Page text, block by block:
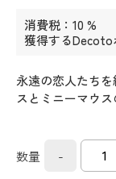
消費税：10 %
獲得するDecoto
永遠の恋人たち
スとミニーマウ
テーブルウエア
ピッタリです。
数量 -